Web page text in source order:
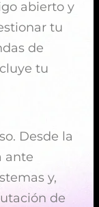
abierto y
tu
de
tu
Desde la
ante
y,
de